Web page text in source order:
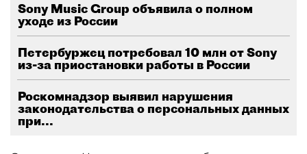
Sony Music Group объявила о полном
уходе из России
Петербуржец потребовал 10 млн от Sony
из-за приостановки работы в России
Роскомнадзор выявил нарушения
законодательства о персональных данных
при...